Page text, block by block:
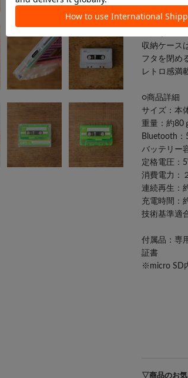
しみ方も◎
インテリア
収納ケース
フタを閉め
レトロ感満
○商品詳細
サイズ：本
重量：約80
Bluetooth：
バッテリー
定格電圧：
消費電力：
連続再生：
充電時間：
技術基準適
付属品：専
証書
※micro SD
▽商品のお気